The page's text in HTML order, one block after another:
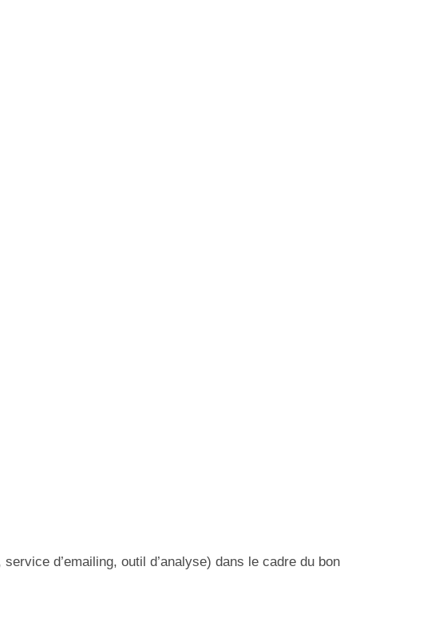
d’emailing, outil d’analyse) dans le cadre du bon